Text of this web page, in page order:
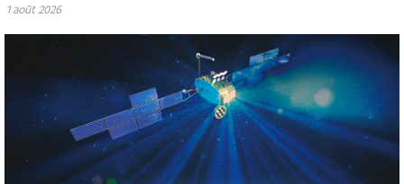
1 août 2026